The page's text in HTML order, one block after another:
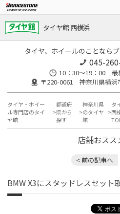
タイヤ館 西横浜
タイヤ、ホイールのことなら
045-
10：30～19：00 最
〒220-0061 神奈川県横浜
タイヤ・ホイー
ル専門店のタイ
ヤ館
都道府
県から
探す
神奈川県
のタイヤ
館
タ
西
店舗おスス
< 前の記事へ
BMW X3にスタッドレスセット